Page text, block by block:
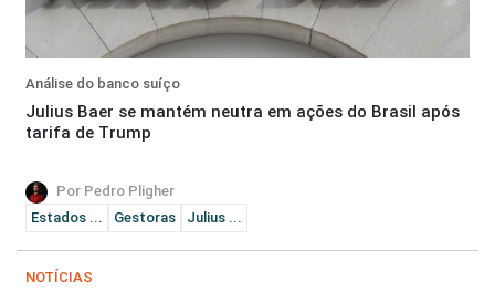
Análise do banco suíço
Julius Baer se mantém neutra em ações do Brasil após
tarifa de Trump
Por Pedro Pligher
Estados ...
Gestoras Julius ...
NOTÍCIAS